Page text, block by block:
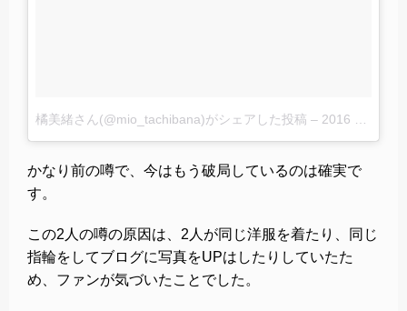
橘美緒さん(@mio_tachibana)がシェアした投稿 – 2016 5月 6 3:52午前 PDT
かなり前の噂で、今はもう破局しているのは確実で
す。
この2人の噂の原因は、2人が同じ洋服を着たり、同じ
指輪をしてブログに写真をUPはしたりしていたた
め、ファンが気づいたことでした。